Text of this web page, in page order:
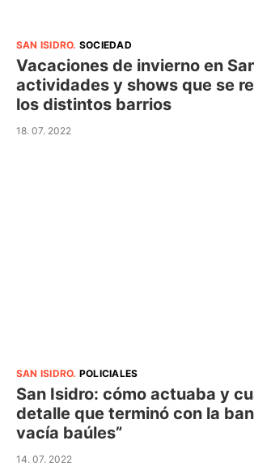
SAN ISIDRO. SOCIEDAD
Vacaciones de invierno en
actividades y shows que se
los distintos barrios
18. 07. 2022
SAN ISIDRO. POLICIALES
San Isidro: cómo actuaba y
detalle que terminó con la
vacía baúles”
14. 07. 2022